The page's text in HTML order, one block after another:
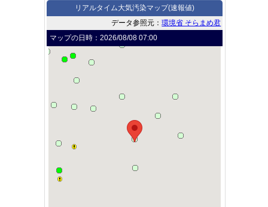
リアルタイム大気汚染マップ(速報値)
データ参照元：環境省 そらまめ君
マップの日時：2026/08/08 07:00